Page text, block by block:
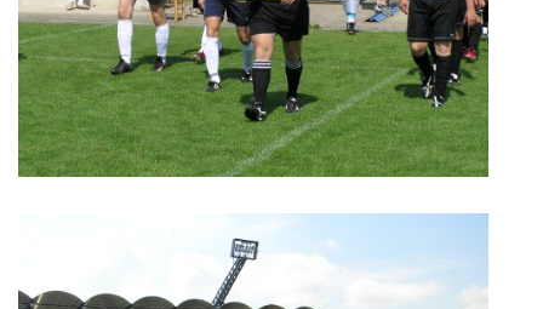
MLADŠÍ PŘÍPRAVKA R2014-2015
PODPORUJÍ NÁŠ KLUB
ARCHÍV